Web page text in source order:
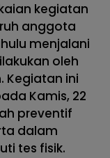
kegiatan
anggota
menjalani
oleh
Kegiatan ini
Kamis, 22
preventif
dalam
tes fisik.